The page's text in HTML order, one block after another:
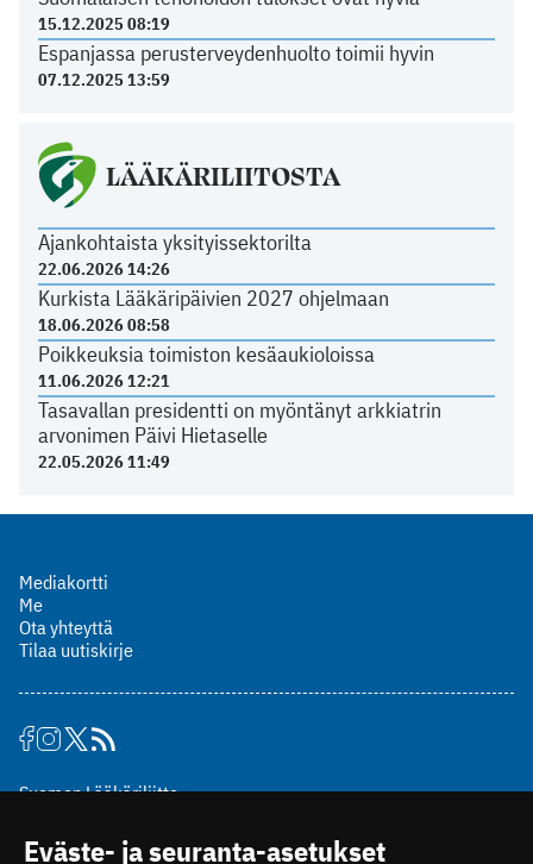
15.12.2025 08:19
Espanjassa perusterveydenhuolto toimii hyvin
07.12.2025 13:59
LÄÄKÄRILIITOSTA
Ajankohtaista yksityissektorilta
22.06.2026 14:26
Kurkista Lääkäripäivien 2027 ohjelmaan
18.06.2026 08:58
Poikkeuksia toimiston kesäaukioloissa
11.06.2026 12:21
Tasavallan presidentti on myöntänyt arkkiatrin
arvonimen Päivi Hietaselle
22.05.2026 11:49
Mediakortti
Me
Ota yhteyttä
Tilaa uutiskirje
Suomen Lääkäriliitto
00510 Helsinki
Eväste- ja seuranta-asetukset